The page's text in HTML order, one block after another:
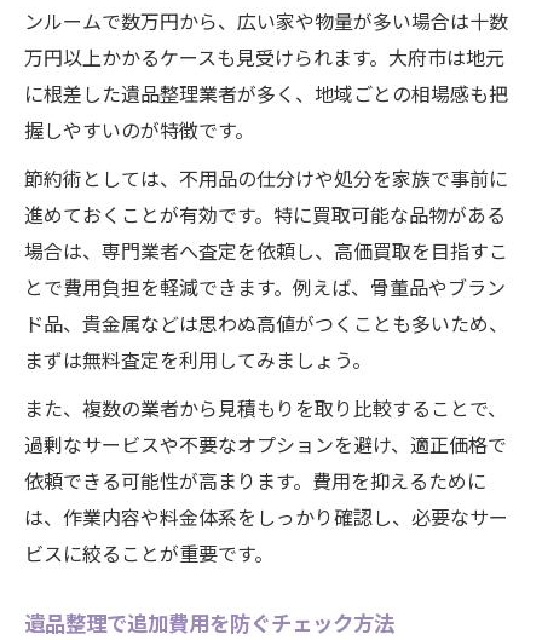
ンルームで数万円から、広い家や物量が多い場合は十数
万円以上かかるケースも見受けられます。大府市は地元
に根差した遺品整理業者が多く、地域ごとの相場感も把
握しやすいのが特徴です。
節約術としては、不用品の仕分けや処分を家族で事前に
進めておくことが有効です。特に買取可能な品物がある
場合は、専門業者へ査定を依頼し、高価買取を目指すこ
とで費用負担を軽減できます。例えば、骨董品やブラン
ド品、貴金属などは思わぬ高値がつくことも多いため、
まずは無料査定を利用してみましょう。
また、複数の業者から見積もりを取り比較することで、
過剰なサービスや不要なオプションを避け、適正価格で
依頼できる可能性が高まります。費用を抑えるために
は、作業内容や料金体系をしっかり確認し、必要なサー
ビスに絞ることが重要です。
遺品整理で追加費用を防ぐチェック方法